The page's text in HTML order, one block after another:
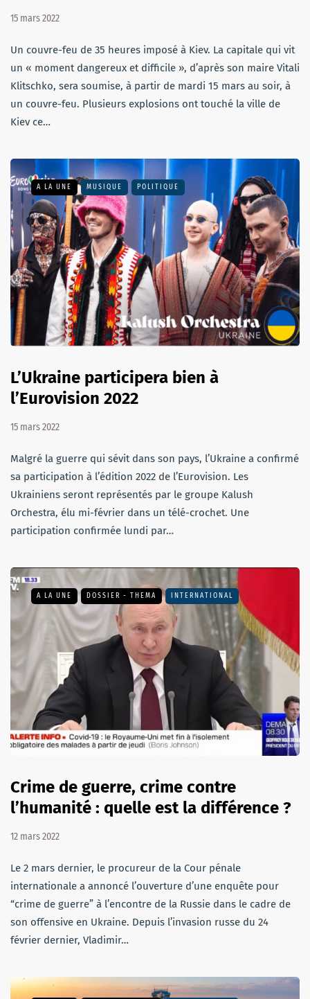
15 mars 2022
Un couvre-feu de 35 heures imposé à Kiev. La capitale qui vit
un « moment dangereux et difficile », d’après son maire Vitali
Klitschko, sera soumise, à partir de mardi 15 mars au soir, à
un couvre-feu. Plusieurs explosions ont touché la ville de
Kiev ce…
A LA UNE MUSIQUE POLITIQUE
L’Ukraine participera bien à
l’Eurovision 2022
15 mars 2022
Malgré la guerre qui sévit dans son pays, l’Ukraine a confirmé
sa participation à l’édition 2022 de l’Eurovision. Les
Ukrainiens seront représentés par le groupe Kalush
Orchestra, élu mi-février dans un télé-crochet. Une
participation confirmée lundi par…
A LA UNE DOSSIER - THEMA INTERNATIONAL
Crime de guerre, crime contre
l’humanité : quelle est la différence ?
12 mars 2022
Le 2 mars dernier, le procureur de la Cour pénale
internationale a annoncé l’ouverture d’une enquête pour
“crime de guerre” à l’encontre de la Russie dans le cadre de
son offensive en Ukraine. Depuis l’invasion russe du 24
février dernier, Vladimir…